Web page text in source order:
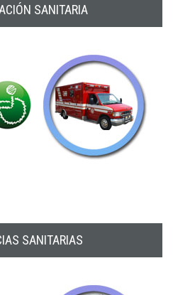
SANITARIA
SANITARIAS